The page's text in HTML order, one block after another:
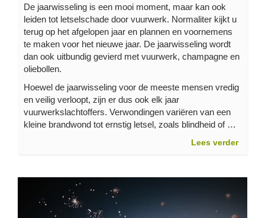
De jaarwisseling is een mooi moment, maar kan ook
leiden tot letselschade door vuurwerk. Normaliter kijkt u
terug op het afgelopen jaar en plannen en voornemens
te maken voor het nieuwe jaar. De jaarwisseling wordt
dan ook uitbundig gevierd met vuurwerk, champagne en
oliebollen.
Hoewel de jaarwisseling voor de meeste mensen vredig
en veilig verloopt, zijn er dus ook elk jaar
vuurwerkslachtoffers. Verwondingen variëren van een
kleine brandwond tot ernstig letsel, zoals blindheid of …
Lees verder